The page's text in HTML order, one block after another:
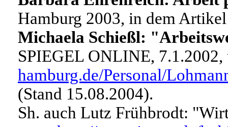
Hamburg 2003, in dem
Michaela Schießl:
SPIEGEL ONLINE,
hamburg.de/Personal/
(Stand 15.08.2004).
Sh. auch Lutz Frühbrodt: